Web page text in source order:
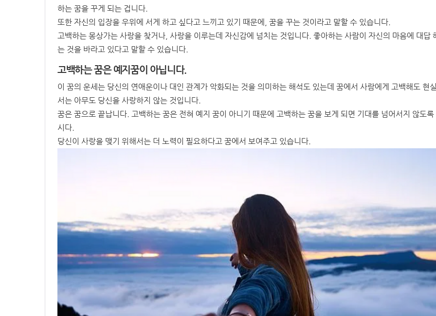
하는 꿈을 꾸게 되는 겁니다.
또한 자신의 입장을 우위에 서게 하고 싶다고 느끼고 있기 때문에, 꿈을 꾸는 것이라고 말할 수 있습니다.
고백하는 몽상가는 사랑을 찾거나, 사랑을 이루는데 자신감에 넘치는 것입니다. 좋아하는 사람이 자신의 마음에 대답
는 것을 바라고 있다고 말할 수 있습니다.
고백하는 꿈은 예지꿈이 아닙니다.
이 꿈의 운세는 당신의 연애운이나 대인 관계가 악화되는 것을 의미하는 해석도 있는데 꿈에서 사람에게 고백해도 현
서는 아무도 당신을 사랑하지 않는 것입니다.
꿈은 꿈으로 끝납니다. 고백하는 꿈은 전혀 예지 꿈이 아니기 때문에 고백하는 꿈을 보게 되면 기대를 넘어서지 않도록
시다.
당신이 사랑을 맺기 위해서는 더 노력이 필요하다고 꿈에서 보여주고 있습니다.